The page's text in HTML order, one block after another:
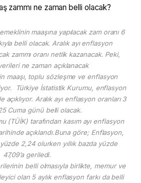
zammı ne zaman belli olacak?
maaşına yapılacak zam oranı 6
belli olacak. Aralık ayı enflasyon
zammı oranı netlik kazanacak. Peki,
ne zaman açıklanacak
maaşı, toplu sözleşme ve enflasyon
Türkiye İstatistik Kurumu, enflasyon
açıklıyor. Aralık ayı enflasyon oranları 3
Cuma günü belli olacak.
(TÜİK) tarafından kasım ayı enflasyon
açıklandı.Buna göre; Enflasyon,
yüzde 2,24 olurken yıllık bazda yüzde
47,09’a geriledi.
belli olmasıyla birlikte, memur ve
olan 5 aylık enflasyon farkı da belli